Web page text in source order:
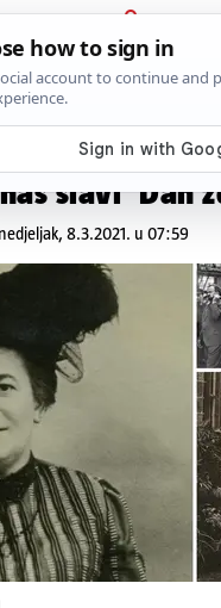
PRIJAVA
Lifestyle
PLUS+
Njemica
slavi ‘Dan
8.3.2021. u 07:59